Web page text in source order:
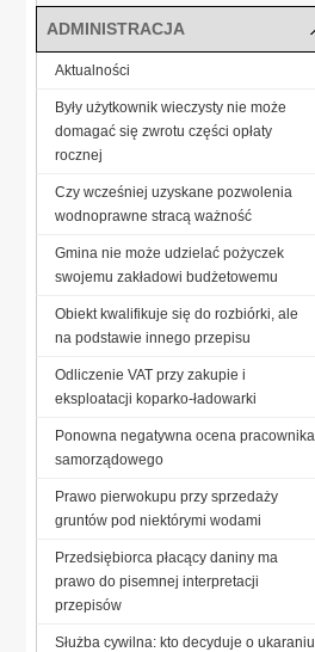
ADMINISTRACJA
Aktualności
Były użytkownik wieczysty nie może
domagać się zwrotu części opłaty
rocznej
Czy wcześniej uzyskane pozwolenia
wodnoprawne stracą ważność
Gmina nie może udzielać pożyczek
swojemu zakładowi budżetowemu
Obiekt kwalifikuje się do rozbiórki, ale
na podstawie innego przepisu
Odliczenie VAT przy zakupie i
eksploatacji koparko-ładowarki
Ponowna negatywna ocena pracownika
samorządowego
Prawo pierwokupu przy sprzedaży
gruntów pod niektórymi wodami
Przedsiębiorca płacący daniny ma
prawo do pisemnej interpretacji
przepisów
Służba cywilna: kto decyduje o ukaraniu